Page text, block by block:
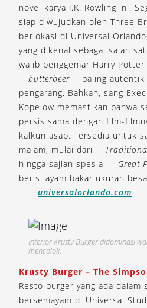
novel karya J.K. Rowling ini.
siap diwujudkan oleh Three
berlokasi di Universal
yang dikenal sebagai salah
wajib penggemar Harry
butterbeer
paling autentik
pengarang. Bahkan, sang
Kopelow memastikan bahwa
persis sama dengan film-
kalkun asap. Tersedia untuk
malam, mulai dari
hingga sajian spesial
Great
berisi ayam bakar ukuran
universalorlando.com
.
Interior Krusty Burger didominasi
mencolok.
Krusty Burger – The
Resto burger yang ada dalam
bersemayam di Universal